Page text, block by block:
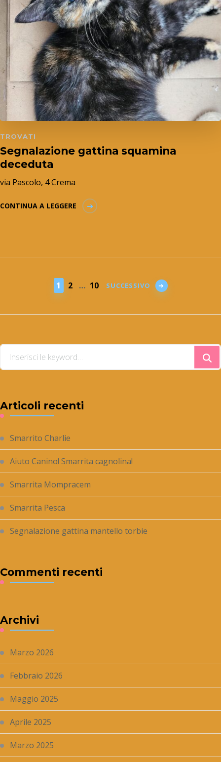
TROVATI
Segnalazione gattina squamina
deceduta
via Pascolo, 4 Crema
CONTINUA A LEGGERE
1 2 … 10 SUCCESSIVO
Articoli recenti
Smarrito Charlie
Aiuto Canino! Smarrita cagnolina!
Smarrita Mompracem
Smarrita Pesca
Segnalazione gattina mantello torbie
Commenti recenti
Archivi
Marzo 2026
Febbraio 2026
Maggio 2025
Aprile 2025
Marzo 2025